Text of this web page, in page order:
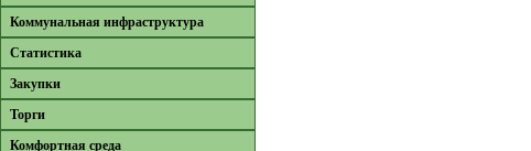
Коммунальная инфраструктура
Cтатистика
Закупки
Торги
Комфортная среда